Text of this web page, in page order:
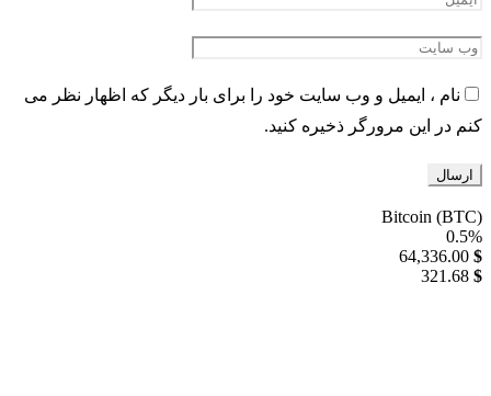
نام ، ایمیل و وب سایت خود را برای بار دیگر که اظهار نظر می
کنم در این مرورگر ذخیره کنید.
Bitcoin (BTC)
0.5%
$
64,336.00
$
321.68